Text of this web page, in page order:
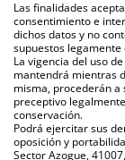
Las finalidades
consentimiento e
dichos datos y no
supuestos legamente
La vigencia del uso
mantendrá mientras
misma, procederán a
preceptivo
conservación.
Podrá ejercitar sus
oposición y
Sector Azogue,